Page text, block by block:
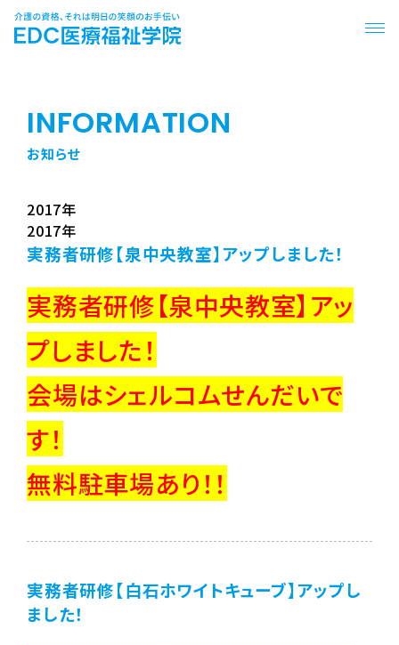
INFORMATION
お知らせ
2017年
2017年
実務者研修【泉中央教室】アップしました！
実務者研修【泉中央教室】アッ
プしました！
会場はシェルコムせんだいで
す！
無料駐車場あり！！
実務者研修【白石ホワイトキューブ】アップし
ました！